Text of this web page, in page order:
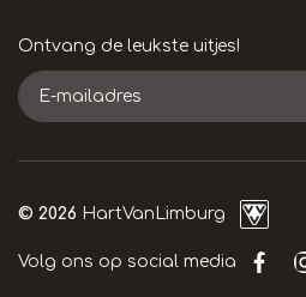
Ontvang de leukste uitjes!
E-
mailadres
© 2026 HartVanLimburg
Volg ons op social media